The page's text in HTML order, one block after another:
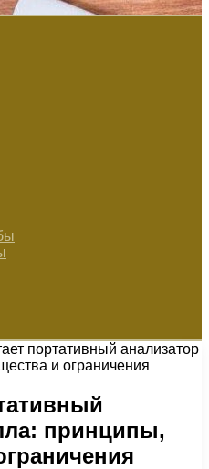
портативный анализатор
и ограничения
принципы,